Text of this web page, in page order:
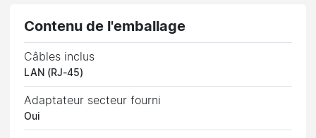
Contenu de l'emballage
Câbles inclus
LAN (RJ-45)
Adaptateur secteur fourni
Oui